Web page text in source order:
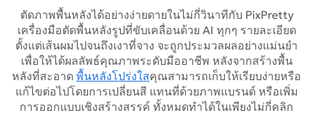
ตัดภาพพื้นหลังได้อย่างง่ายดายในไม่กี่วินาทีกับ PixPretty
เครื่องมือตัดพื้นหลังรูปที่ขับเคลื่อนด้วย AI ทุกๆ รายละเอียด
ตั้งแต่เส้นผมไปจนถึงเงาที่จาง จะถูกประมวลผลอย่างแม่นยำ
เพื่อให้ได้ผลลัพธ์คุณภาพระดับมืออาชีพ หลังจากสร้างพื้น
หลังที่สะอาด พื้นหลังโปร่งใสคุณสามารถเก็บให้เรียบง่ายหรือ
แก้ไขต่อไปโดยการเปลี่ยนสี แทนที่ด้วยภาพแบรนด์ หรือเพิ่ม
การออกแบบเชิงสร้างสรรค์ ทั้งหมดทำได้ในเพียงไม่กี่คลิก